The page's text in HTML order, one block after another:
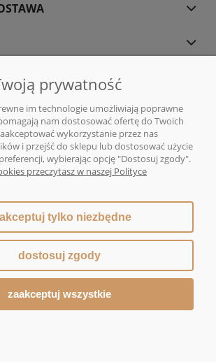
| Sklep internetowy z kawą i herbatą | ul. Rajska
herbaty.pl|665 775 077| NIP:5832029548
| REGON:192639641
pokaż pełną wersję strony
internetowy Shoper Premium
prywatność
im technologie umożliwiają poprawne
nam dostosować ofertę do Twoich
wykorzystanie przez nas
i przejść do sklepu lub dostosować użycie
wybierając opcję "Dostosuj zgody".
przeczytasz w naszej Polityce
tylko niezbędne
dostosuj zgody
zaakceptuj wszystkie